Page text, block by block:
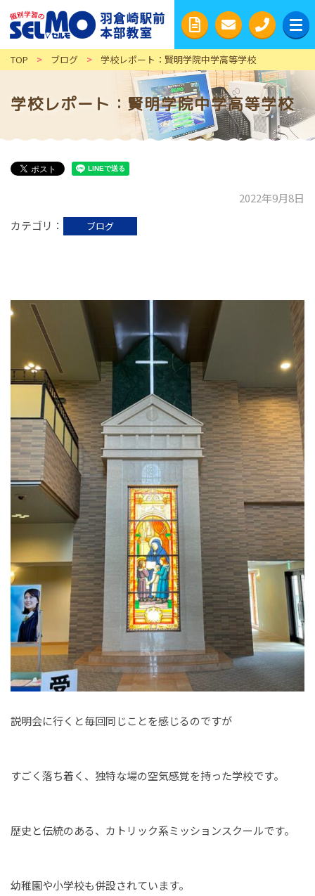
TOP > ブログ > 学校レポート：賢明学院中学高等学校
学校レポート：賢明学院中学高等学校
2022年9月8日
カテゴリ
ブログ
説明会に行くと毎回同じことを感じるのですが
すごく落ち着く、独特な場の空気感覚を持った学校です。
歴史と伝統のある、カトリック系ミッションスクールです。
幼稚園や小学校も併設されています。